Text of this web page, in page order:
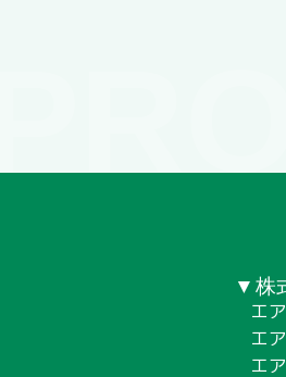
▼株
エ
エ
エ